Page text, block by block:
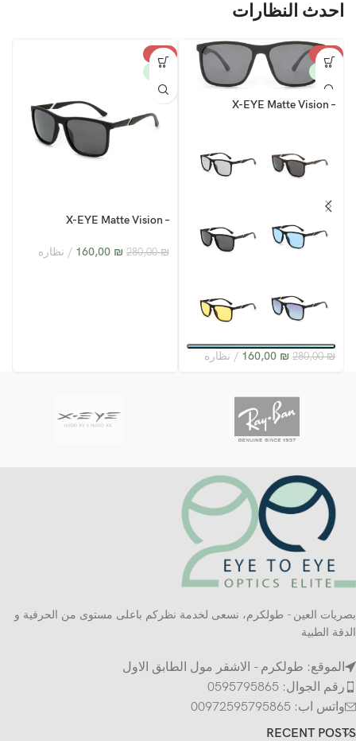
احدث النظارات
-43%
X-EYE Matte Vision –
280,00₪
160,00 ₪ نظاره
-43%
X-EYE Matte Vision –
280,00₪
160,00 ₪ نظاره
بصريات العين - طولكرم، نسعى لخدمة نظركم باعلى مستوى من الحرفية و
الدقة الطبية
الموقع: طولكرم - الاشقر مول الطابق الاول
رقم الجوال: 0595795865
واتس اب: 00972595795865
RECENT POSTS